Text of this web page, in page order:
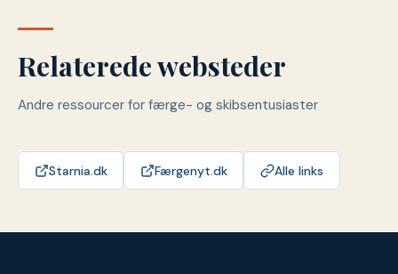
Relaterede websteder
Andre ressourcer for færge- og skibsentusiaster
Starnia.dk Færgenyt.dk Alle links